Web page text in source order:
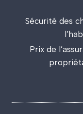
Sécurité des
Prix de